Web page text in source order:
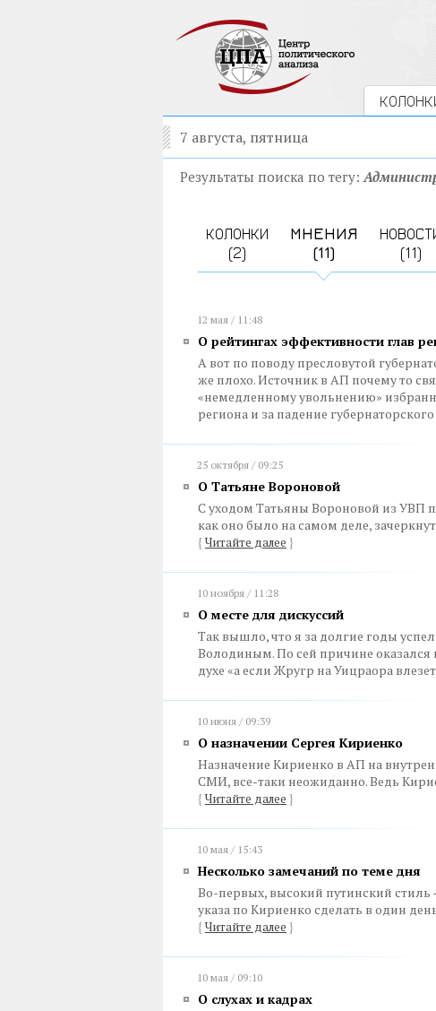
7 августа, пятница
Результаты поиска по тегу:
КОЛОНКИ
(2)
МНЕНИЯ
(11)
(11)
12 мая / 11:48
О рейтингах эффективности глав
А вот по поводу пресловутой
же плохо. Источник в АП почему то
«немедленному увольнению»
региона и за падение
25 октября / 09:25
О Татьяне Вороновой
С уходом Татьяны Вороновой из УВП
как оно было на самом деле,
{ Читайте далее }
10 ноября / 11:28
О месте для дискуссий
Так вышло, что я за долгие годы
Володиным. По сей причине
духе «а если Жругр на Уицраора
10 июня / 09:39
О назначении Сергея Кириенко
Назначение Кириенко в АП на
СМИ, все-таки неожиданно. Ведь
{ Читайте далее }
10 мая / 15:43
Несколько замечаний по теме дня
Во-первых, высокий путинский
указа по Кириенко сделать в один
{ Читайте далее }
10 мая / 09:10
О слухах и кадрах